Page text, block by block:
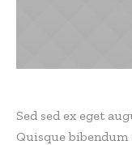
Sed sed ex eget
Quisque bibendum